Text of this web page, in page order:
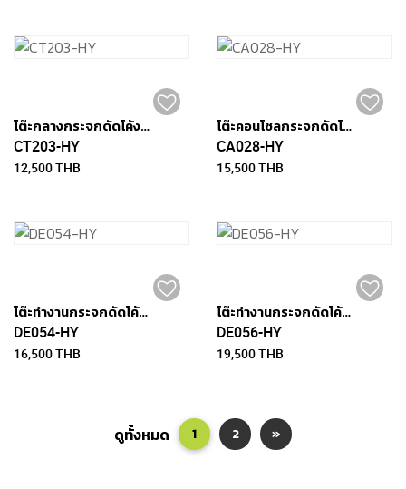
โต๊ะกลางกระจกดัดโค้งสีดำขนาด 110 x 55 ซม. - URBANA
CT203-HY
12,500 THB
โต๊ะคอนโซลกระจกดัดโค้งขนาด 110 ซม. x 40 ซม. - ALLEN
CA028-HY
15,500 THB
โต๊ะทำงานกระจกดัดโค้งสีดำขนาด 110 x 50 ซม. - CHICAGO
DE054-HY
16,500 THB
โต๊ะทำงานกระจกดัดโค้งสีดำขนาด 120 x 60 ซม. - CHICAGO
DE056-HY
19,500 THB
ดูทั้งหมด 1 2 »